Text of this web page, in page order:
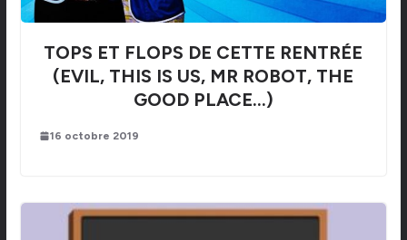
TOPS ET FLOPS DE CETTE RENTRÉE
(EVIL, THIS IS US, MR ROBOT, THE
GOOD PLACE…)
16 octobre 2019